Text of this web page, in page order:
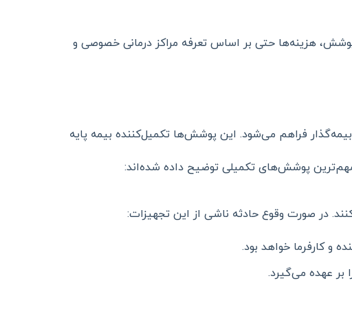
هزینه‌ها حتی بر اساس تعرفه مراکز درمانی خصوصی و
فراهم می‌شود. این پوشش‌ها تکمیل‌کننده بیمه پایه
مهم‌ترین پوشش‌های تکمیلی توضیح داده شده‌اند:
در صورت وقوع حادثه ناشی از این تجهیزات:
و کارفرما خواهد بود.
بر عهده می‌گیرد.